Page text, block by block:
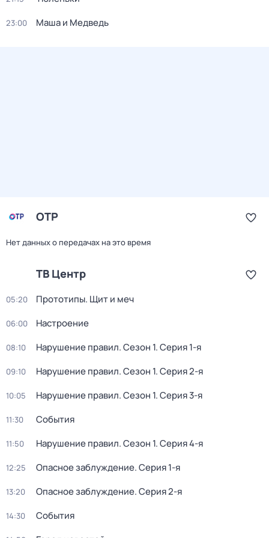
23:00 Маша и Медведь
ОТР
Нет данных о передачах на это время
ТВ Центр
05:20 Прототипы. Щит и меч
06:00 Настроение
08:10 Нарушение правил. Сезон 1. Серия 1-я
09:10 Нарушение правил. Сезон 1. Серия 2-я
10:05 Нарушение правил. Сезон 1. Серия 3-я
11:30 События
11:50 Нарушение правил. Сезон 1. Серия 4-я
12:25 Опасное заблуждение. Серия 1-я
13:20 Опасное заблуждение. Серия 2-я
14:30 События